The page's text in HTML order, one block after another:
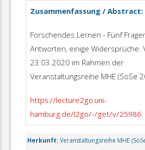
Zusammenfassung / Abstract:
Forschendes Lernen - Fünf
Antworten, einige Widersprüche.
23.03.2020 im Rahmen der
Veranstaltungsreihe MHE (SoSe
https://lecture2go.uni-
hamburg.de/l2go/-/get/v/25986
Herkunft: Veranstaltungsreihe MHE